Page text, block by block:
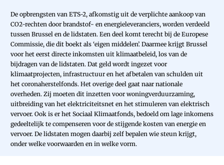
De opbrengsten van ETS-2, afkomstig uit de verplichte aankoop van
CO2-rechten door brandstof- en energieleveranciers, worden verdeeld
tussen Brussel en de lidstaten. Een deel komt terecht bij de Europese
Commissie, die dit boekt als ‘eigen middelen’. Daarmee krijgt Brussel
voor het eerst directe inkomsten uit klimaatbeleid, los van de
bijdragen van de lidstaten. Dat geld wordt ingezet voor
klimaatprojecten, infrastructuur en het afbetalen van schulden uit
het coronaherstelfonds. Het overige deel gaat naar nationale
overheden. Zij moeten dit inzetten voor woningverduurzaming,
uitbreiding van het elektriciteitsnet en het stimuleren van elektrisch
vervoer. Ook is er het Sociaal Klimaatfonds, bedoeld om lage inkomens
gedeeltelijk te compenseren voor de stijgende kosten van energie en
vervoer. De lidstaten mogen daarbij zelf bepalen wie steun krijgt,
onder welke voorwaarden en in welke vorm.